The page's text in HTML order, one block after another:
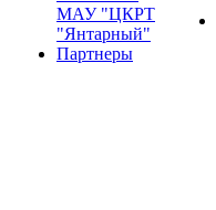
МАУ "ЦКРТ
"Янтарный"
Партнеры